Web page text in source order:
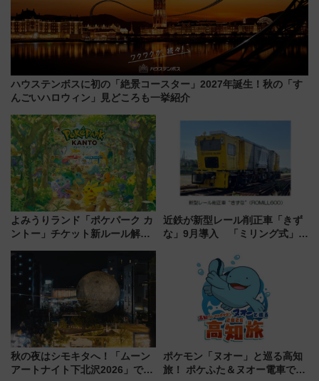
ハウステンボスに初の「絶景コースター」2027年誕生！秋の「す
んごいハロウィン」見どころも一挙紹介
よみうりランド「ポケパーク カ
ントー」チケット新ルール解
本人確認が11月スタート
近鉄が新型レール削正車「きず
な」9月導入 「ミリング式」採
化！安全性や乗り心地の向上に
貢献するだけでなく、全線区で
活躍するための仕組みも
秋の夜はシモキタへ！「ムーン
アートナイト下北沢2026」でイ
ポケモン「ヌオー」と巡る高知
旅！ ポケふた＆ヌオー電車で楽